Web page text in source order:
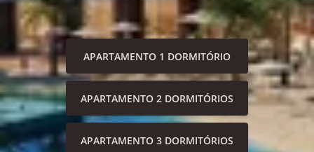
APARTAMENTO 1 DORMITÓRIO
APARTAMENTO 2 DORMITÓRIOS
APARTAMENTO 3 DORMITÓRIOS